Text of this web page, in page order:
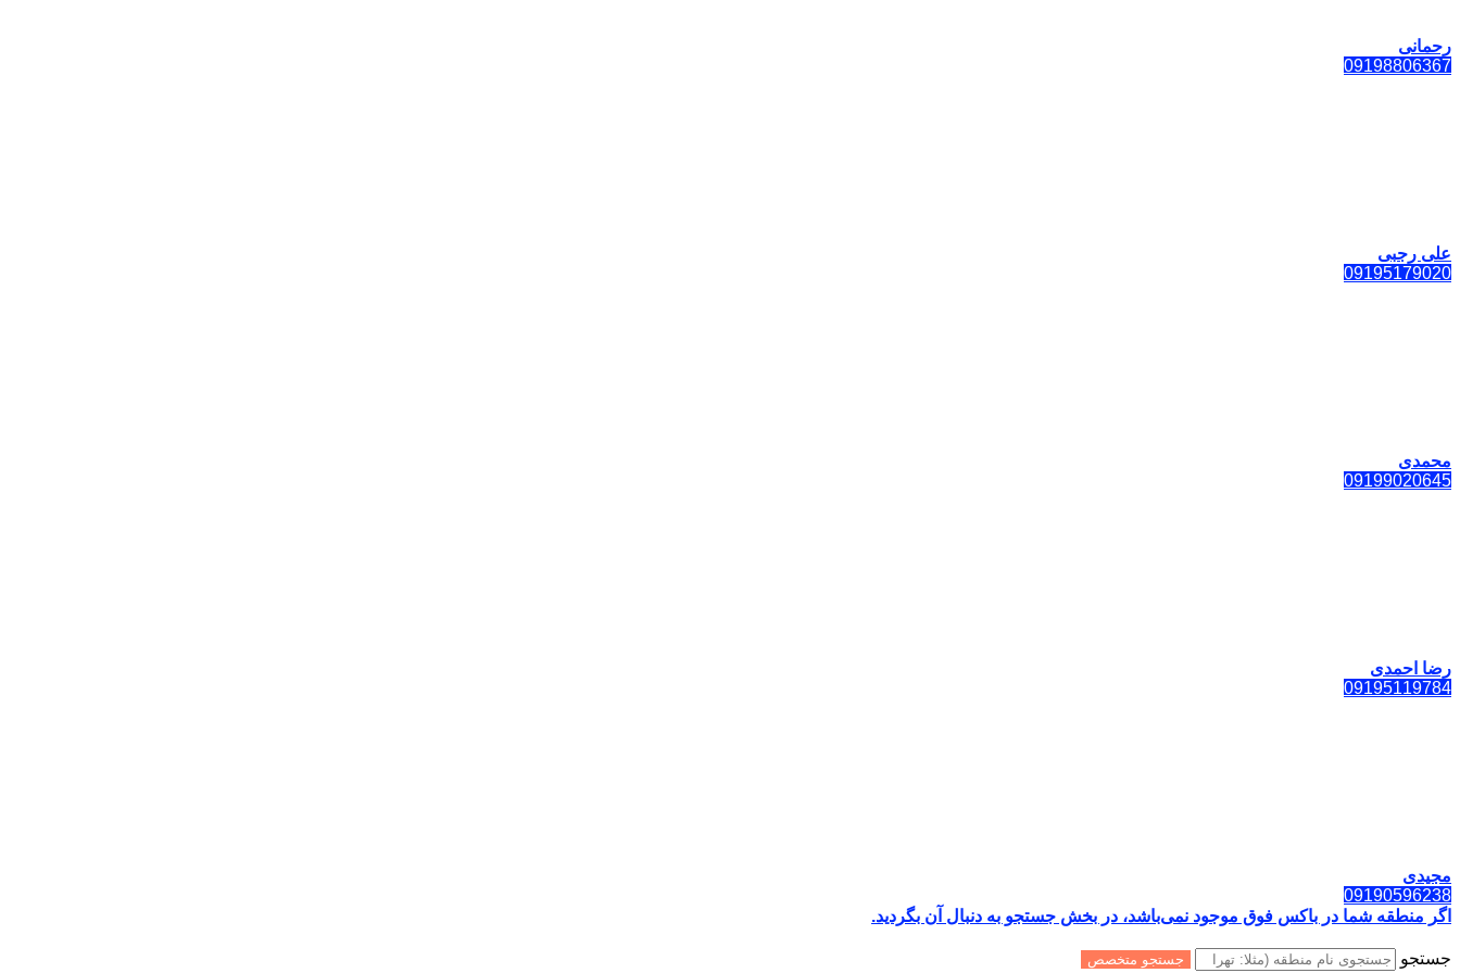
رحمانی
09198806367
علی رجبی
09195179020
محمدی
09199020645
رضا احمدی
09195119784
مجیدی
09190596238
اگر منطقه شما در باکس فوق موجود نمی‌باشد، در بخش جستجو به دنبال آن بگردید.
جستجو جستجو متخصص